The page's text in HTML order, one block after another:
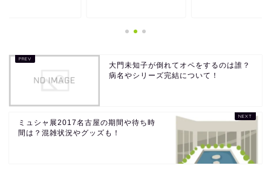
大門未知子が倒れてオペをするのは誰？
病名やシリーズ完結について！
ミュシャ展2017名古屋の期間や待ち時
間は？混雑状況やグッズも！